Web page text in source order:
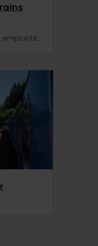
Découvrez les trains à emprunter en Europe rien que pour le paysage ! Voici la liste des 10 incontournables.